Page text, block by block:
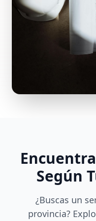
Según
¿Buscas un
provincia?